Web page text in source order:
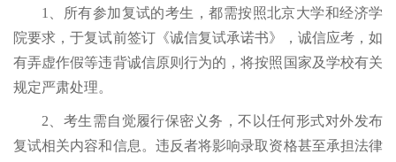
1、所有参加复试的考生，都需按照北京大学和经济学
院要求，于复试前签订《诚信复试承诺书》，诚信应考，如
有弄虚作假等违背诚信原则行为的，将按照国家及学校有关
规定严肃处理。
2、考生需自觉履行保密义务，不以任何形式对外发布
复试相关内容和信息。违反者将影响录取资格甚至承担法律